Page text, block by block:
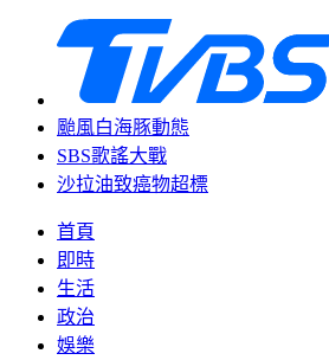
颱風白海豚動態
SBS歌謠大戰
沙拉油致癌物超標
首頁
即時
生活
政治
娛樂